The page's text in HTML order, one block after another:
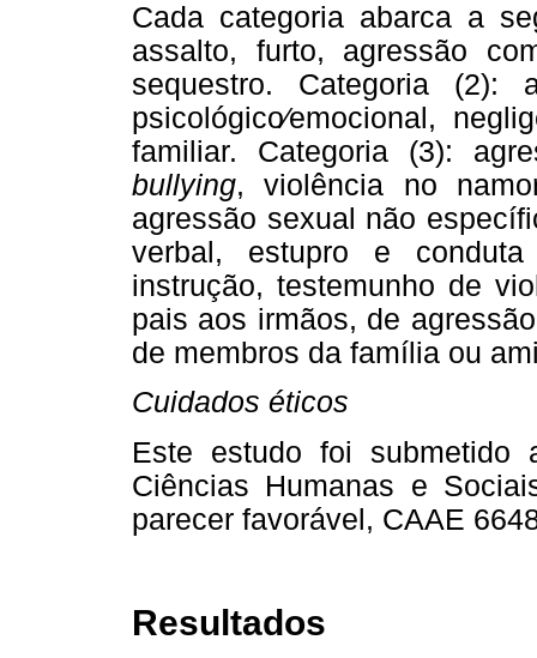
Cada categoria abarca a
assalto, furto, agressão
sequestro. Categoria (2):
psicológico⁄emocional,
familiar. Categoria (3):
bullying, violência no
agressão sexual não
verbal, estupro e
instrução, testemunho de
pais aos irmãos, de
de membros da família ou
Cuidados éticos
Este estudo foi
Ciências Humanas e
parecer favorável, CAAE
Resultados